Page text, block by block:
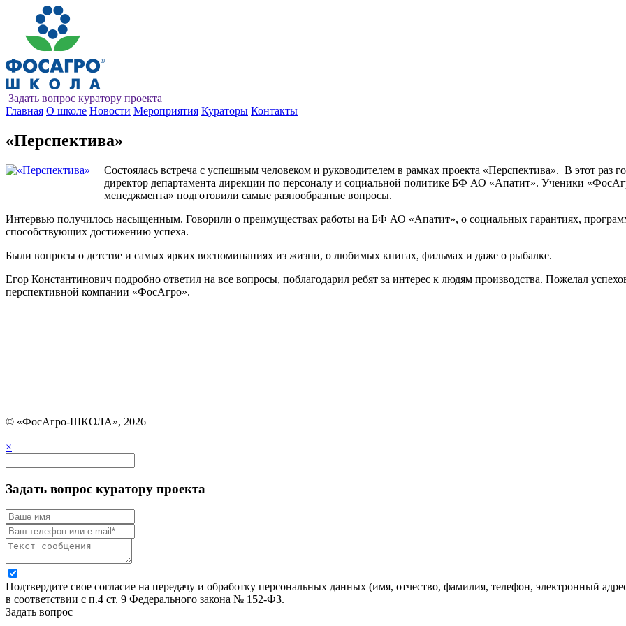
Задать вопрос куратору проекта
Главная О школе Новости Мероприятия Кураторы Контакты
«Перспектива»
Cостоялась встреча с успешным человеком и руководителем в рамках проекта «Перспектива». В этот раз
директор департамента дирекции по персоналу и социальной политике БФ АО «Апатит». Ученики
менеджмента» подготовили самые разнообразные вопросы.
Интервью получилось насыщенным. Говорили о преимуществах работы на БФ АО «Апатит», о социальных гарантиях,
способствующих достижению успеха.
Были вопросы о детстве и самых ярких воспоминаниях из жизни, о любимых книгах, фильмах и даже о рыбалке.
Егор Константинович подробно ответил на все вопросы, поблагодарил ребят за интерес к людям производства. Пожелал
перспективной компании «ФосАгро».
© «ФосАгро-ШКОЛА», 2026
×
Задать вопрос куратору проекта
Подтвердите свое согласие на передачу и обработку персональных данных (имя, отчество, фамилия, телефон, электронный
в соответствии с п.4 ст. 9 Федерального закона № 152-ФЗ.
Задать вопрос